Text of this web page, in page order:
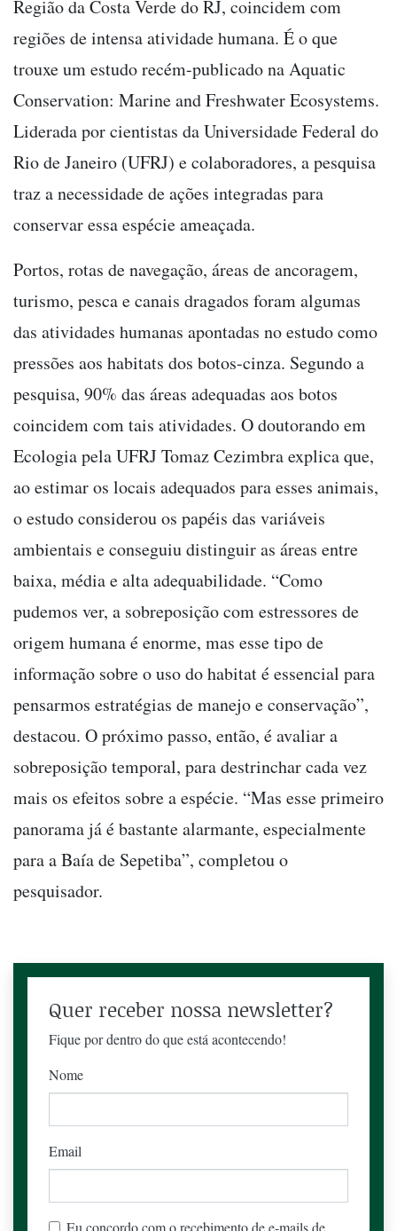
Região da Costa Verde do RJ, coincidem com
regiões de intensa atividade humana. É o que
trouxe um estudo recém-publicado na Aquatic
Conservation: Marine and Freshwater Ecosystems.
Liderada por cientistas da Universidade Federal do
Rio de Janeiro (UFRJ) e colaboradores, a pesquisa
traz a necessidade de ações integradas para
conservar essa espécie ameaçada.
Portos, rotas de navegação, áreas de ancoragem,
turismo, pesca e canais dragados foram algumas
das atividades humanas apontadas no estudo como
pressões aos habitats dos botos-cinza. Segundo a
pesquisa, 90% das áreas adequadas aos botos
coincidem com tais atividades. O doutorando em
Ecologia pela UFRJ Tomaz Cezimbra explica que,
ao estimar os locais adequados para esses animais,
o estudo considerou os papéis das variáveis
ambientais e conseguiu distinguir as áreas entre
baixa, média e alta adequabilidade. “Como
pudemos ver, a sobreposição com estressores de
origem humana é enorme, mas esse tipo de
informação sobre o uso do habitat é essencial para
pensarmos estratégias de manejo e conservação”,
destacou. O próximo passo, então, é avaliar a
sobreposição temporal, para destrinchar cada vez
mais os efeitos sobre a espécie. “Mas esse primeiro
panorama já é bastante alarmante, especialmente
para a Baía de Sepetiba”, completou o
pesquisador.
Quer receber nossa newsletter?
Fique por dentro do que está acontecendo!
Nome
Email
Eu concordo com o recebimento de e-mails de